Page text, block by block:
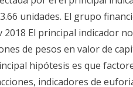
unidades. El grupo
El principal indicador
de pesos en valor de
hipótesis es que
indicadores de